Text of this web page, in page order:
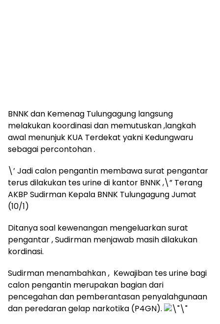
BNNK dan Kemenag Tulungagung langsung
melakukan koordinasi dan memutuskan ,langkah
awal menunjuk KUA Terdekat yakni Kedungwaru
sebagai percontohan .
\’ Jadi calon pengantin membawa surat pengantar
terus dilakukan tes urine di kantor BNNK ,\” Terang
AKBP Sudirman Kepala BNNK Tulungagung Jumat
(10/1)
Ditanya soal kewenangan mengeluarkan surat
pengantar , Sudirman menjawab masih dilakukan
kordinasi.
Sudirman menambahkan , Kewajiban tes urine bagi
calon pengantin merupakan bagian dari
pencegahan dan pemberantasan penyalahgunaan
dan peredaran gelap narkotika (P4GN).